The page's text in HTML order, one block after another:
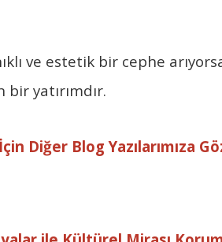
ve estetik bir cephe
yatırımdır.
Diğer Blog Yazılarımıza